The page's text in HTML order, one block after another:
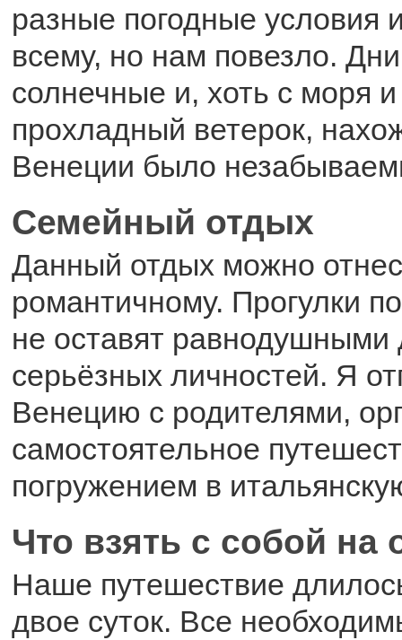
разные погодные условия
всему, но нам повезло.
солнечные и, хоть с моря
прохладный ветерок,
Венеции было
Семейный отдых
Данный отдых можно
романтичному. Прогулки
не оставят
серьёзных личностей. Я
Венецию с родителями,
самостоятельное
погружением в
Что взять с собой на
Наше путешествие
двое суток. Все